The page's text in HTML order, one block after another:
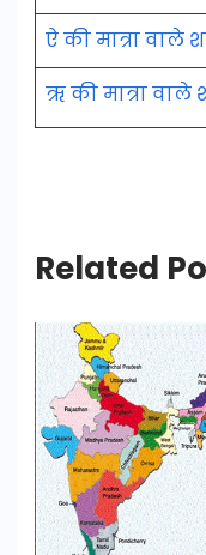
ऐ की मात्रा वाले
ऋ की मात्रा वाले
Related